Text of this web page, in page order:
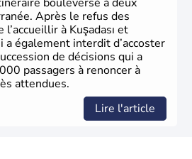
bouleversé à deux
Après le refus des
à Kuşadası et
a également interdit d’accoster
de décisions qui a
passagers à renoncer à
attendues.
Lire l'article